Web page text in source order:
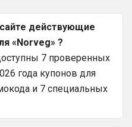
действующие
«Norveg» ?
7 проверенных
года купонов для
и 7 специальных